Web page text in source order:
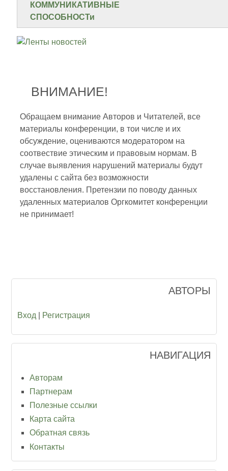
КОММУНИКАТИВНЫЕ
СПОСОБНОСТи
ВНИМАНИЕ!
Обращаем внимание Авторов и Читателей, все
материалы конференции, в тои числе и их
обсуждение, оцениваются модератором на
соотвествие этическим и правовым нормам. В
случае выявления нарушений материалы будут
удалены с сайта без возможности
восстановления. Претензии по поводу данных
удаленных материалов Оргкомитет конференции
не принимает!
АВТОРЫ
Вход Регистрация
НАВИГАЦИЯ
Авторам
Партнерам
Полезные ссылки
Карта сайта
Обратная связь
Контакты